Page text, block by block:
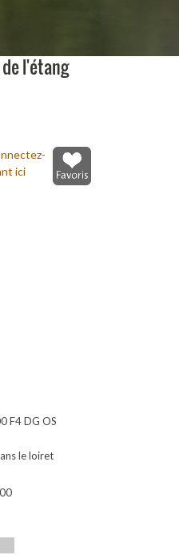
l'étang
ici
F4 DG OS
le loiret